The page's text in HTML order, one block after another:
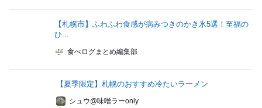
【札幌市】ふわふわ食感が病みつきのかき氷5選！至福の
ひ...
食べログまとめ編集部
【夏季限定】札幌のおすすめ冷たいラーメン
シュウ@味噌ラーonly